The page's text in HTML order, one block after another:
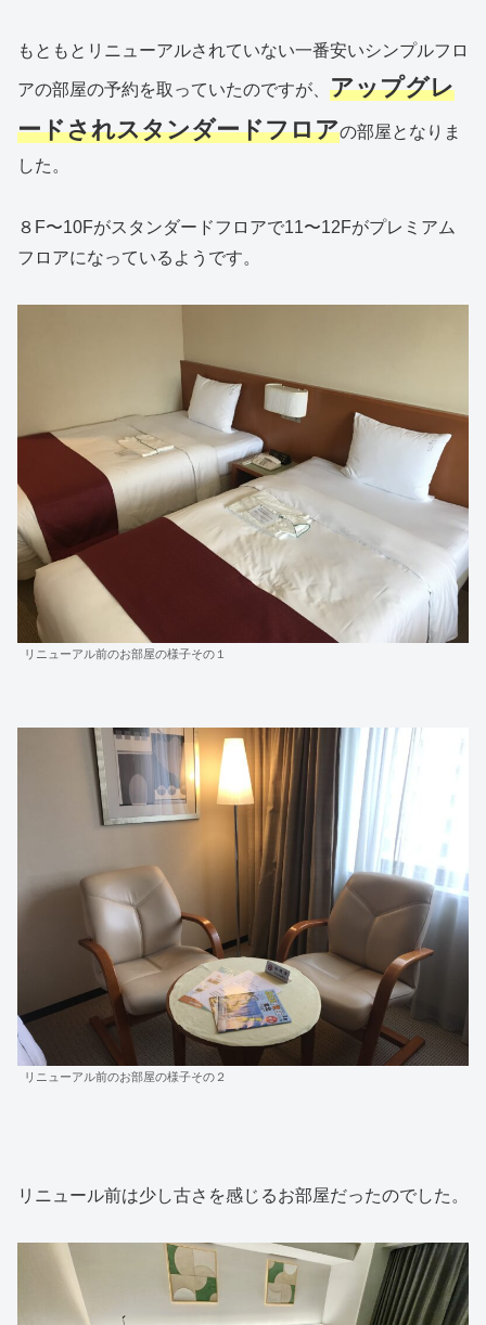
もともとリニューアルされていない一番安いシンプルフロ
アの部屋の予約を取っていたのですが、 アップグレ
ードされスタンダードフロアの部屋となりま
した。
８F〜10Fがスタンダードフロアで11〜12Fがプレミアム
フロアになっているようです。
リニューアル前のお部屋の様子その１
リニューアル前のお部屋の様子その２
リニュール前は少し古さを感じるお部屋だったのでした。